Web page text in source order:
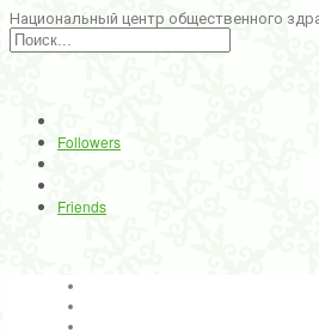
Национальный центр общественного
Followers
Friends